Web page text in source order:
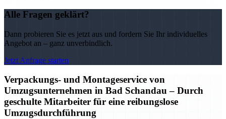
Alle Fragen geklärt?
Dann probieren Sie es jetzt aus und fordern Sie Ihr individuelles
Angebot an – ganz unverbindlich.
Jetzt Anfrage starten
Verpackungs- und Montageservice von
Umzugsunternehmen in Bad Schandau – Durch
geschulte Mitarbeiter für eine reibungslose
Umzugsdurchführung